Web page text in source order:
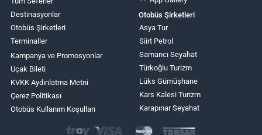
Destinasyonlar
Otobüs Şirketleri
Terminaller
Kampanya ve Promosyonlar
Uçak Bileti
KVKK Aydınlatma Metni
Çerez Politikası
Otobüs Kullanım Koşulları
Otobüs Şirketleri
Asya Tur
Siirt Petrol
Samancı Seyahat
Türkoğlu Turizm
Lüks Gümüşhane
Kars Kalesi Turizm
Karapınar Seyahat